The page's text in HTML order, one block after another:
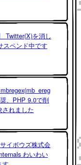
Twitter(X)を消し
スペンド中です
、PHP 9.0で削
されました
イボウズ株式会
わいわい